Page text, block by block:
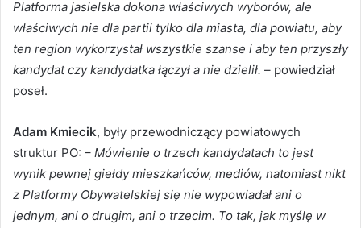
Platforma jasielska dokona właściwych wyborów, ale
właściwych nie dla partii tylko dla miasta, dla powiatu, aby
ten region wykorzystał wszystkie szanse i aby ten przyszły
kandydat czy kandydatka łączył a nie dzielił. – powiedział
poseł.
Adam Kmiecik, były przewodniczący powiatowych
struktur PO: – Mówienie o trzech kandydatach to jest
wynik pewnej giełdy mieszkańców, mediów, natomiast nikt
z Platformy Obywatelskiej się nie wypowiadał ani o
jednym, ani o drugim, ani o trzecim. To tak, jak myślę w